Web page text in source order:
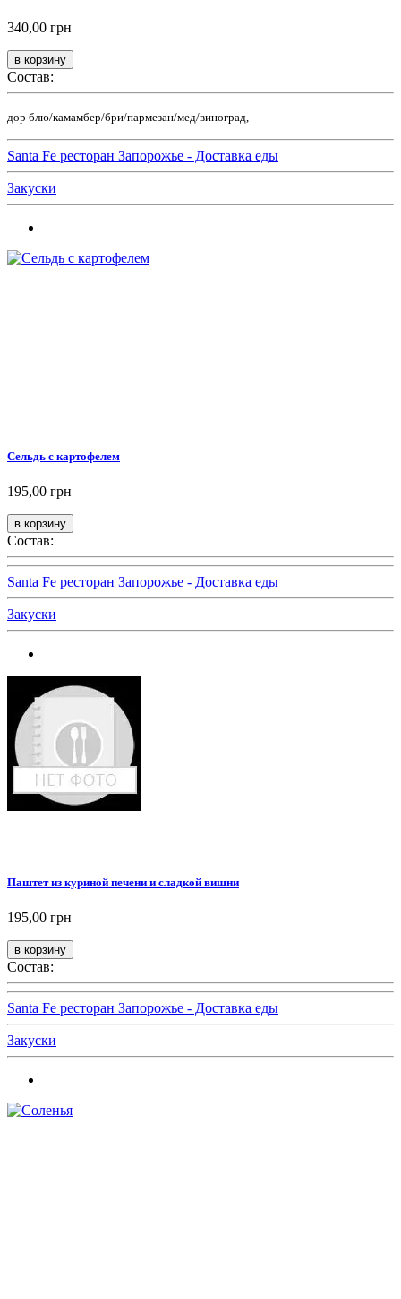
340,00 грн
Состав:
дор блю/камамбер/бри/пармезан/мед/виноград,
Santa Fe ресторан Запорожье - Доставка еды
Закуски
Сельдь с картофелем
195,00 грн
Состав:
Santa Fe ресторан Запорожье - Доставка еды
Закуски
Паштет из куриной печени и сладкой вишни
195,00 грн
Состав:
Santa Fe ресторан Запорожье - Доставка еды
Закуски